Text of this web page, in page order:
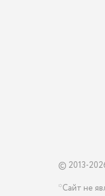
© 2013-
*Сайт не